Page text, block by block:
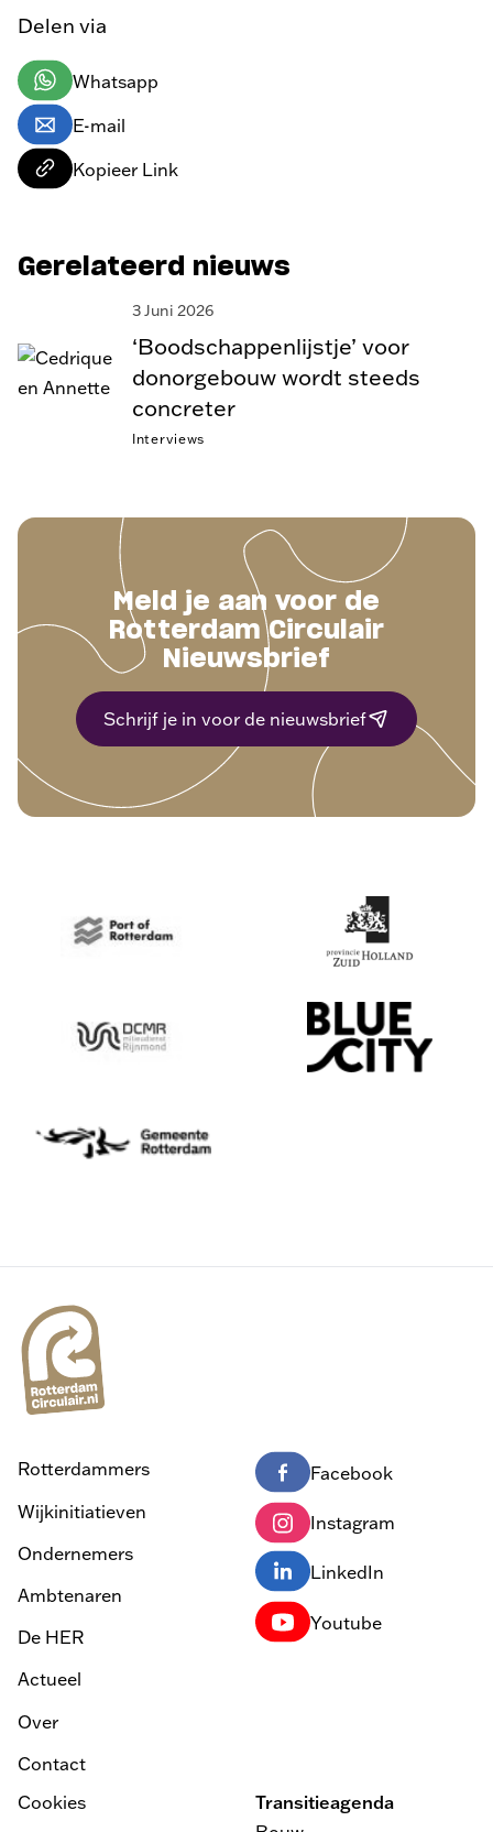
Delen via
Whatsapp
E-mail
Kopieer Link
Gerelateerd nieuws
3 Juni 2026
‘Boodschappenlijstje’ voor
donorgebouw wordt steeds
concreter
Interviews
Meld je aan voor de
Rotterdam Circulair
Nieuwsbrief
Schrijf je in voor de nieuwsbrief
Rotterdammers
Wijkinitiatieven
Ondernemers
Ambtenaren
De HER
Actueel
Over
Contact
Facebook
Instagram
LinkedIn
Youtube
Cookies
Transitieagenda